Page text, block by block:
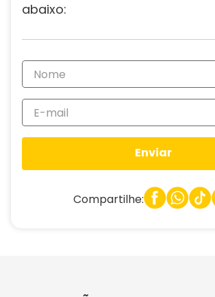
abaixo:
Enviar
Compartilhe: